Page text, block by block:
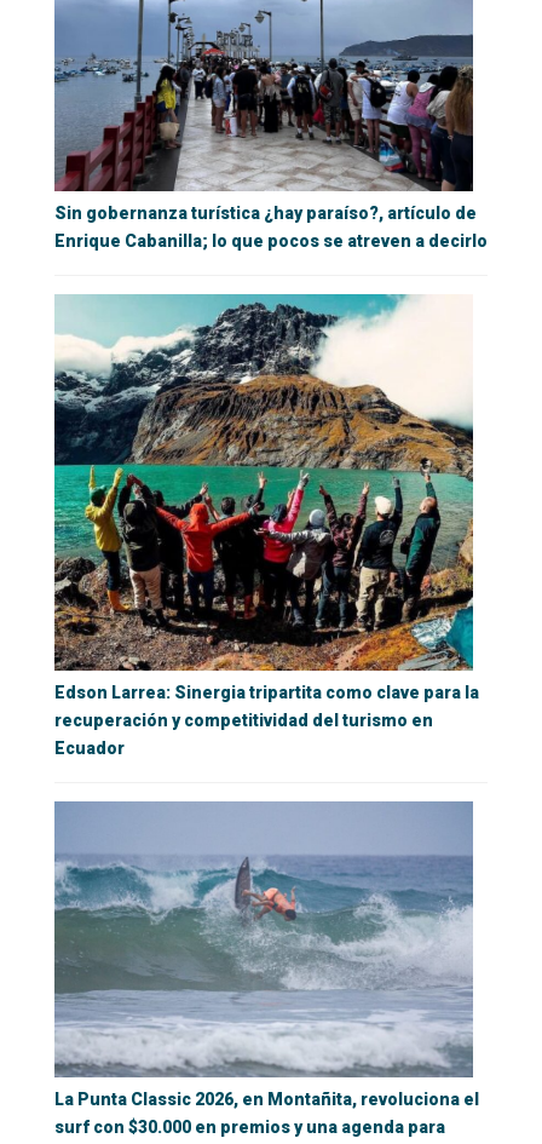
Sin gobernanza turística ¿hay paraíso?, artículo de
Enrique Cabanilla; lo que pocos se atreven a decirlo
Edson Larrea: Sinergia tripartita como clave para la
recuperación y competitividad del turismo en
Ecuador
La Punta Classic 2026, en Montañita, revoluciona el
surf con $30.000 en premios y una agenda para